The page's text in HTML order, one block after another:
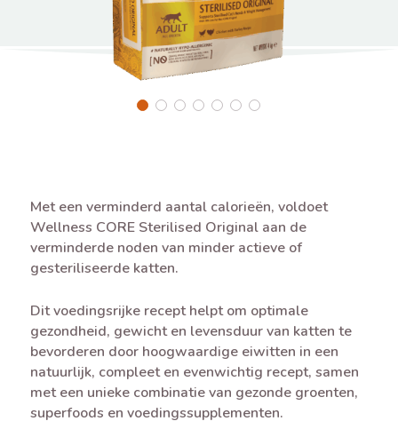
Met een verminderd aantal calorieën, voldoet
Wellness CORE Sterilised Original aan de
verminderde noden van minder actieve of
gesteriliseerde katten.
Dit voedingsrijke recept helpt om optimale
gezondheid, gewicht en levensduur van katten te
bevorderen door hoogwaardige eiwitten in een
natuurlijk, compleet en evenwichtig recept, samen
met een unieke combinatie van gezonde groenten,
superfoods en voedingssupplementen.